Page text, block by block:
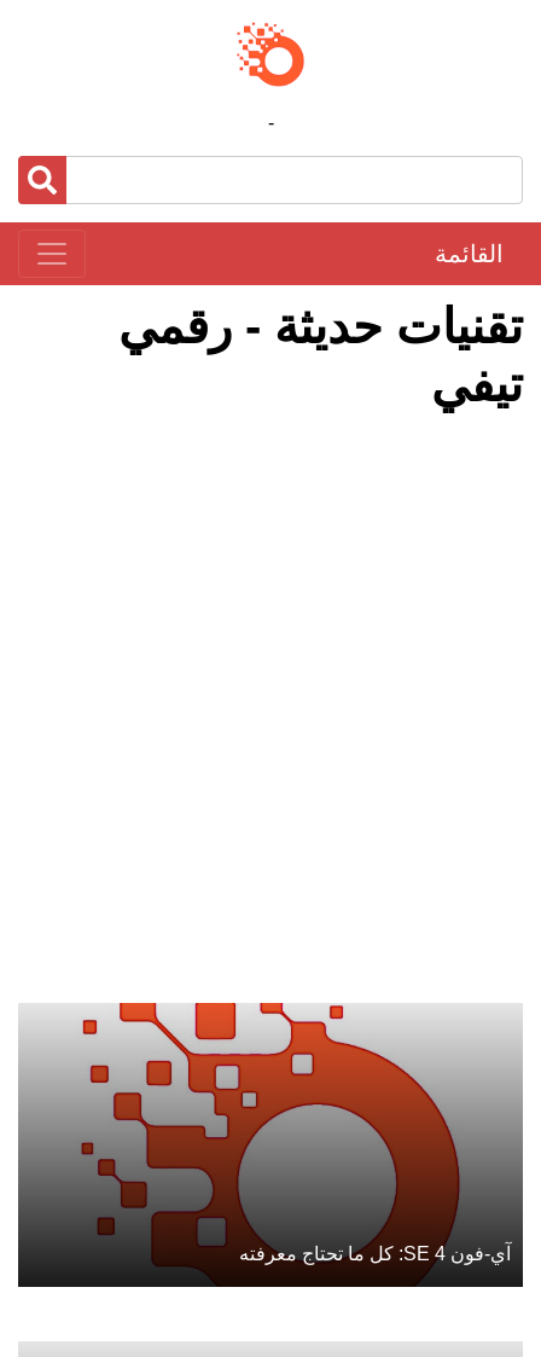
-
القائمة
تقنيات حديثة - رقمي
تيفي
آي-فون SE 4: كل ما تحتاج معرفته